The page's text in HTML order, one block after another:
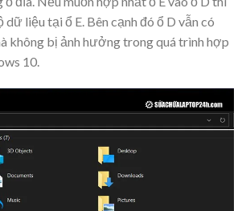
liệu tại ổ E. Bên cạnh đó ổ D vẫn có
không bị ảnh hưởng trong quá trình hợp
10.